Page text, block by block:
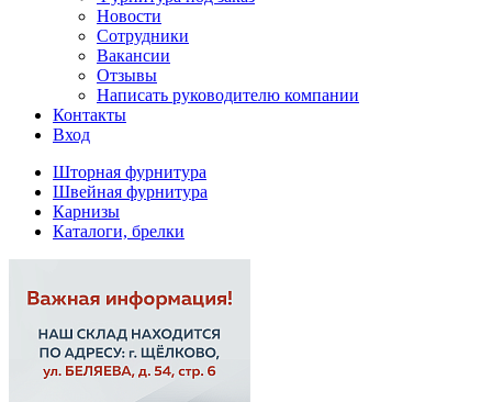
Новости
Сотрудники
Вакансии
Отзывы
Написать руководителю компании
Контакты
Вход
Шторная фурнитура
Швейная фурнитура
Карнизы
Каталоги, брелки